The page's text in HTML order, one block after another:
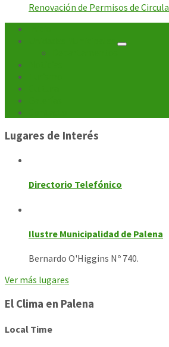
Renovación de Permisos de
Lugares de Interés
Directorio Telefónico
Ilustre Municipalidad de Palena
Bernardo O'Higgins Nº 740.
Ver más lugares
El Clima en Palena
Local Time